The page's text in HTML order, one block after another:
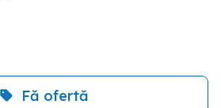
Fă ofertă